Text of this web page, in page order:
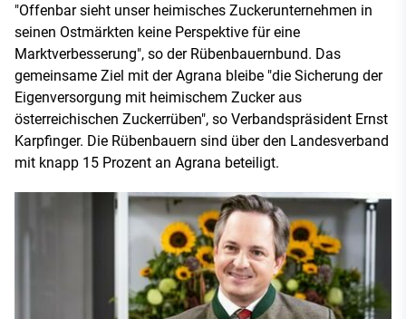
"Offenbar sieht unser heimisches Zuckerunternehmen in
seinen Ostmärkten keine Perspektive für eine
Marktverbesserung", so der Rübenbauernbund. Das
gemeinsame Ziel mit der Agrana bleibe "die Sicherung der
Eigenversorgung mit heimischem Zucker aus
österreichischen Zuckerrüben", so Verbandspräsident Ernst
Karpfinger. Die Rübenbauern sind über den Landesverband
mit knapp 15 Prozent an Agrana beteiligt.